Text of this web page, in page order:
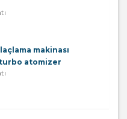
makinası
atomizer